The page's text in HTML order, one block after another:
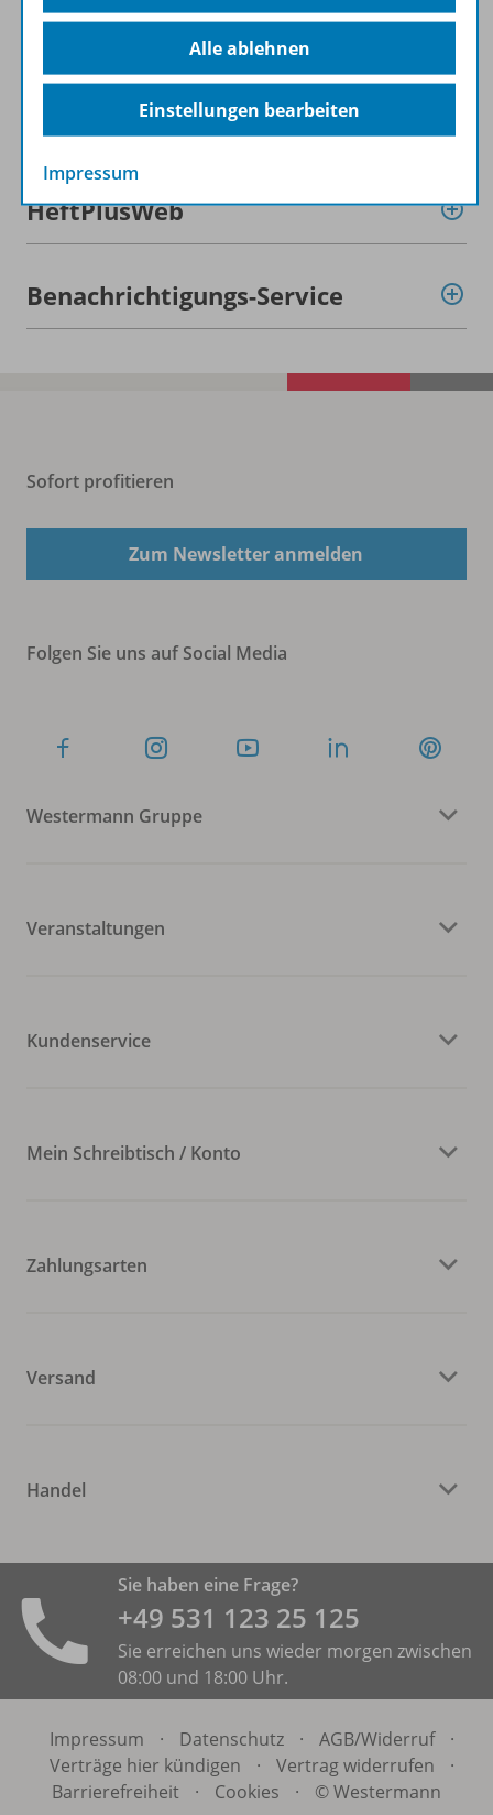
Zugehörige Produkte
HeftPlusWeb
Benachrichtigungs-Service
Sofort profitieren
Zum Newsletter anmelden
Folgen Sie uns auf Social Media
Westermann Gruppe
Veranstaltungen
Kundenservice
Mein Schreibtisch / Konto
Zahlungsarten
Versand
Handel
Sie haben eine Frage?
+49 531 ­123 25 125
Sie erreichen uns wieder morgen zwischen
08:00 und 18:00 Uhr.
Impressum · Datenschutz · AGB/Widerruf
·
Verträge hier kündigen
· Vertrag widerrufen
·
Barrierefreiheit
· Cookies · © Westermann
Alle ablehnen
Einstellungen bearbeiten
Impressum